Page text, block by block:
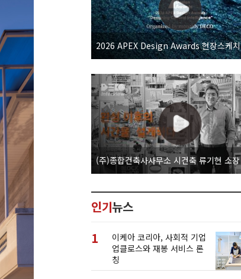
2026 APEX Design Awards 현장스케치
(주)종합건축사사무소 시건축 류기현 소장
인기뉴스
1
이케아 코리아, 사회적 기업
업클로스와 재봉 서비스 론
칭